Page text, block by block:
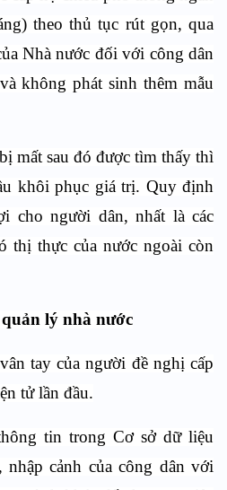
theo thủ tục rút gọn, qua
Nhà nước đối với công dân
không phát sinh thêm mẫu
mất sau đó được tìm thấy thì
khôi phục giá trị. Quy định
cho người dân, nhất là các
thị thực của nước ngoài còn
lý nhà nước
tay của người đề nghị cấp
tử lần đầu.
tin trong Cơ sở dữ liệu
nhập cảnh của công dân với